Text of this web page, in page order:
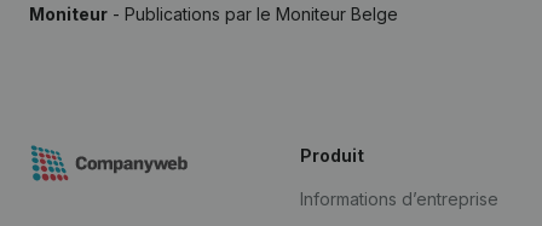
Moniteur - Publications par le Moniteur Belge
Produit
Informations d’entreprise